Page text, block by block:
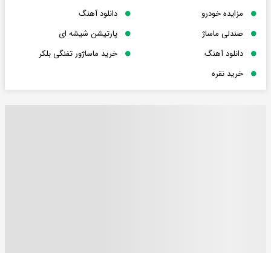
مزایده خودرو
دانلود آهنگ
صندلی ماساژ
پارتیشن شیشه ای
دانلود آهنگ
خرید ماساژور تفنگی بلکر
خرید نقره